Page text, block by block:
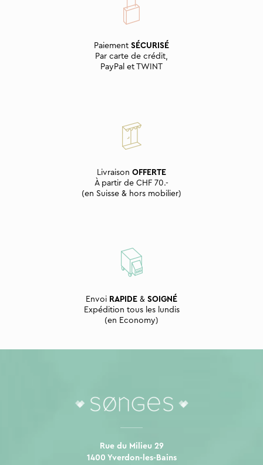
Paiement SÉCURISÉ
Par carte de crédit,
PayPal et TWINT
Livraison OFFERTE
À partir de CHF 70.-
(en Suisse & hors mobilier)
Envoi RAPIDE & SOIGNÉ
Expédition tous les lundis
(en Economy)
Rue du Milieu 29
1400 Yverdon-les-Bains